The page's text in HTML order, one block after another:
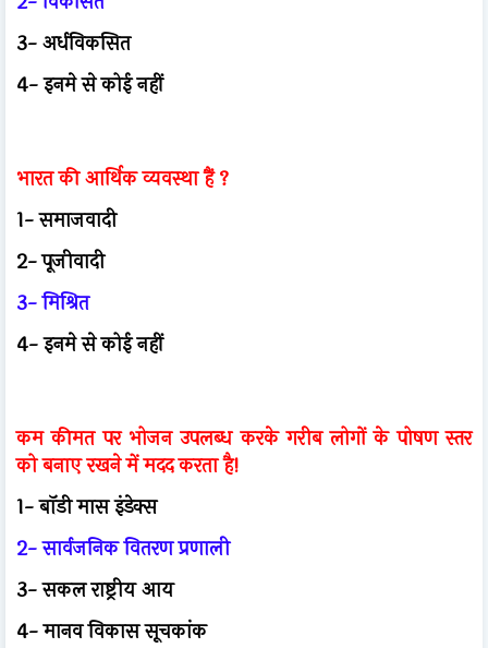
3- अर्धविकसित
4- इनमे से कोई नहीं
भारत की आर्थिक व्यवस्था हैं ?
1- समाजवादी
2- पूजीवादी
3- मिश्रित
4- इनमे से कोई नहीं
कम कीमत पर भोजन उपलब्ध करके गरीब लोगों के पोषण स्तर
को बनाए रखने में मदद करता है!
1- बॉडी मास इंडेक्स
2- सार्वजनिक वितरण प्रणाली
3- सकल राष्ट्रीय आय
4- मानव विकास सूचकांक